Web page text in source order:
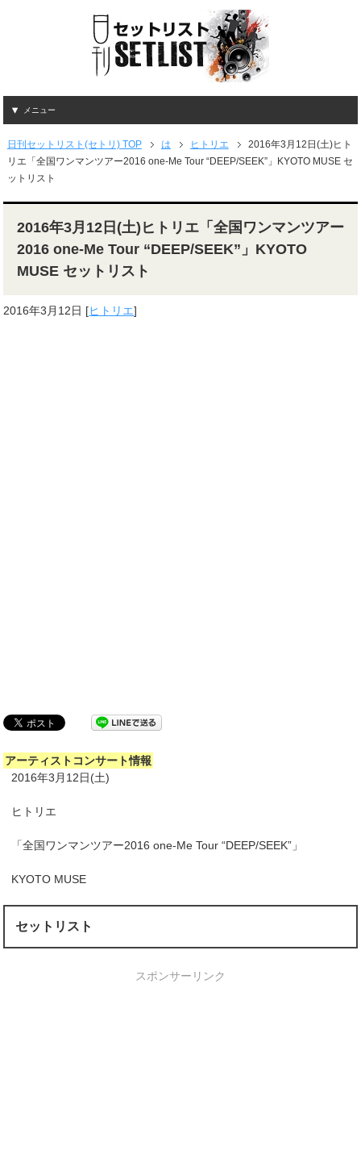
メニュー
日刊セットリスト(セトリ) TOP は ヒトリエ
2016年3月12日(土)ヒト
リエ「全国ワンマンツアー2016 one-Me Tour “DEEP/SEEK”」KYOTO MUSE セ
ットリスト
2016年3月12日(土)ヒトリエ「全国ワンマンツアー
2016 one-Me Tour “DEEP/SEEK”」KYOTO
MUSE セットリスト
2016年3月12日 [ヒトリエ]
アーティストコンサート情報
2016年3月12日(土)
ヒトリエ
「全国ワンマンツアー2016 one-Me Tour “DEEP/SEEK”」
KYOTO MUSE
セットリスト
スポンサーリンク